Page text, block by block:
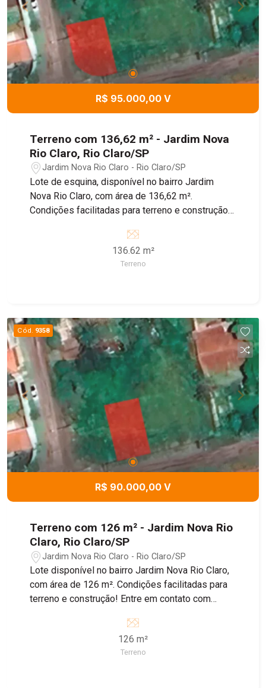
R$ 95.000,00 V
Terreno com 136,62 m² - Jardim Nova
Rio Claro, Rio Claro/SP
Jardim Nova Rio Claro - Rio Claro/SP
Lote de esquina, disponível no bairro Jardim
Nova Rio Claro, com área de 136,62 m².
Condições facilitadas para terreno e construção!
obter mais informações.
136.62 m²
Terreno
Cód. 9358
R$ 90.000,00 V
Terreno com 126 m² - Jardim Nova Rio
Claro, Rio Claro/SP
Jardim Nova Rio Claro - Rio Claro/SP
Lote disponível no bairro Jardim Nova Rio Claro,
com área de 126 m². Condições facilitadas para
terreno e construção! Entre em contato com
126 m²
Terreno